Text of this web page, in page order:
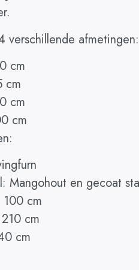
verschillende afmetingen:
cm
cm
cm
cm
Mangohout en gecoat
cm
cm
cm